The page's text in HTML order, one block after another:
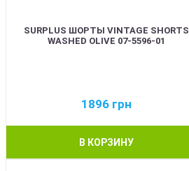
SURPLUS ШОРТЫ VINTAGE SHORTS
WASHED OLIVE 07-5596-01
1896 грн
В КОРЗИНУ